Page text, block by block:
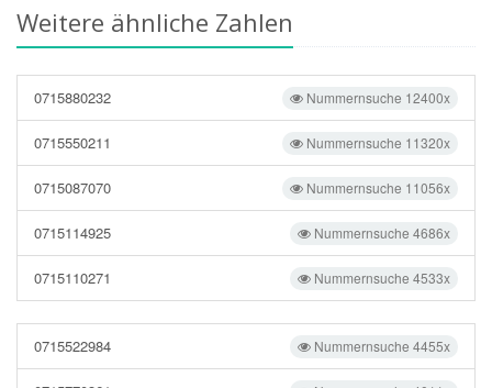
Weitere ähnliche Zahlen
Nummernsuche 12400x
0715880232
Nummernsuche 11320x
0715550211
Nummernsuche 11056x
0715087070
Nummernsuche 4686x
0715114925
Nummernsuche 4533x
0715110271
Nummernsuche 4455x
0715522984